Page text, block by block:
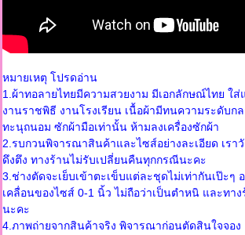
หมายเหตุ โปรดอ่าน
1.ผ้าทอลายไทยมีความสวยงาม มีเอกลักษณ์ไทย ใส่
งานราชพิธี งานโรงเรียน เนื้อผ้ามีทนความระดับกล
ทะนุถนอม ซักผ้ามือเท่านั้น ห้ามลงเครื่องซักผ้า
2.รบกวนพิจารณาสินค้าและไซส์อย่างละเอียด เรา
ดึงตึง ทางร้านไม่รับเปลี่ยนคืนทุกกรณีนะคะ
3.ช่างตัดจะเย็บเข้าตะเข็บแต่ละชุดไม่เท่ากันเป๊ะๆ
เคลื่อนของไซส์ 0-1 นิ้ว ไม่ถือว่าเป็นตำหนิ และทา
นะคะ
4.ภาพถ่ายจากสินค้าจริง พิจารณาก่อนตัดสินใจจอง